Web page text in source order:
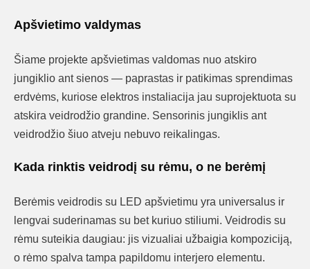
Apšvietimo valdymas
Šiame projekte apšvietimas valdomas nuo atskiro
jungiklio ant sienos — paprastas ir patikimas sprendimas
erdvėms, kuriose elektros instaliacija jau suprojektuota su
atskira veidrodžio grandine. Sensorinis jungiklis ant
veidrodžio šiuo atveju nebuvo reikalingas.
Kada rinktis veidrodį su rėmu, o ne berėmį
Berėmis veidrodis su LED apšvietimu yra universalus ir
lengvai suderinamas su bet kuriuo stiliumi. Veidrodis su
rėmu suteikia daugiau: jis vizualiai užbaigia kompoziciją,
o rėmo spalva tampa papildomu interjero elementu.